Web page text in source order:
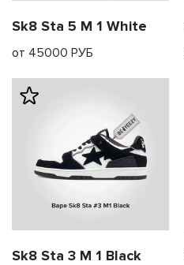
Sk8 Sta 5 M 1 White
от 45000 РУБ
Sk8 Sta 3 M 1 Black